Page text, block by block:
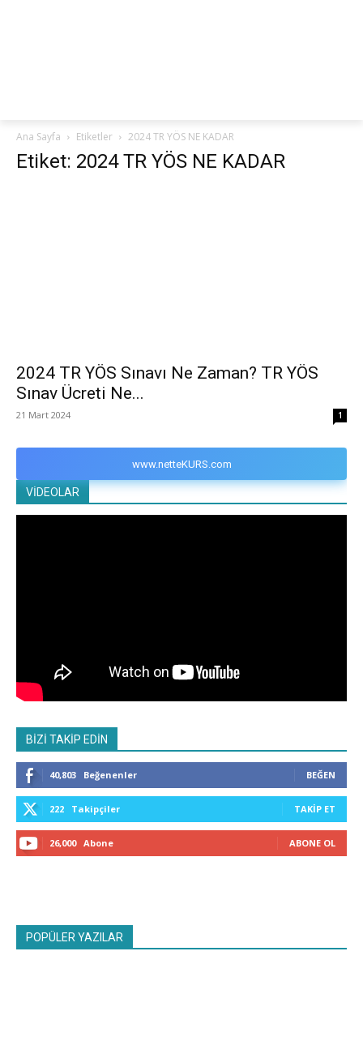
Ana Sayfa Etiketler 2024 TR YÖS NE KADAR
Etiket: 2024 TR YÖS NE KADAR
2024 TR YÖS Sınavı Ne Zaman? TR YÖS
Sınav Ücreti Ne...
21 Mart 2024 1
www.netteKURS.com
VİDEOLAR
BİZİ TAKİP EDİN
40,803 Beğenenler BEĞEN
222 Takipçiler TAKIP ET
26,000 Abone ABONE OL
POPÜLER YAZILAR